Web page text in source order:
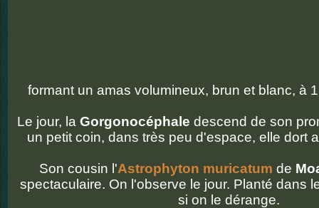
formant un amas volumineux, brun et blanc, à
Le jour, la Gorgonocéphale descend de son
un petit coin, dans très peu d'espace, elle dort
Son cousin l'Astrophyton muricatum de
spectaculaire. On l'observe le jour. Planté dans
si on le dérange.